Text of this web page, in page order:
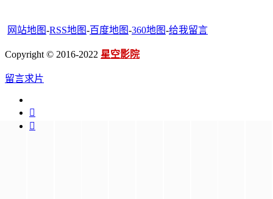
网站地图-RSS地图-百度地图-360地图-给我留言
Copyright © 2016-2022 星空影院
留言求片

